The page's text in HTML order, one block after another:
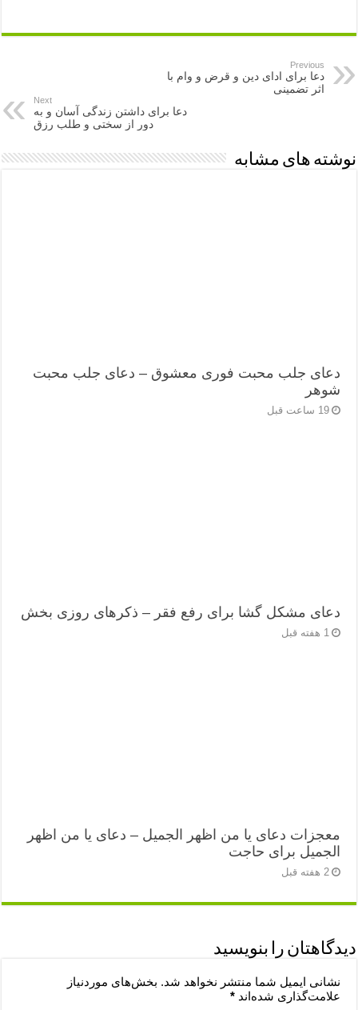
Previous
دعا برای ادای دین و قرض و وام با
اثر تضمینی
Next
دعا برای داشتن زندگی آسان و به
دور از سختی و طلب رزق
نوشته های مشابه
دعای جلب محبت فوری معشوق – دعای جلب محبت
شوهر
19 ساعت قبل
دعای مشکل گشا برای رفع فقر – ذکرهای روزی‌ بخش
1 هفته قبل
معجزات دعای یا من اظهر الجمیل – دعای یا من اظهر
الجمیل برای حاجت
2 هفته قبل
دیدگاهتان را بنویسید
نشانی ایمیل شما منتشر نخواهد شد. بخش‌های موردنیاز
علامت‌گذاری شده‌اند*